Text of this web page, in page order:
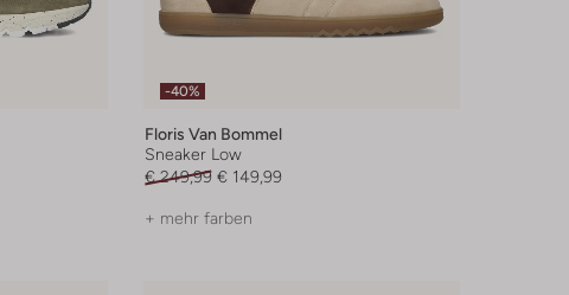
-40%
Floris Van Bommel
Sneaker Low
€ 249,99 € 149,99
+ mehr farben